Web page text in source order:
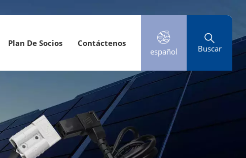
Plan De Socios
Contáctenos
español
Buscar